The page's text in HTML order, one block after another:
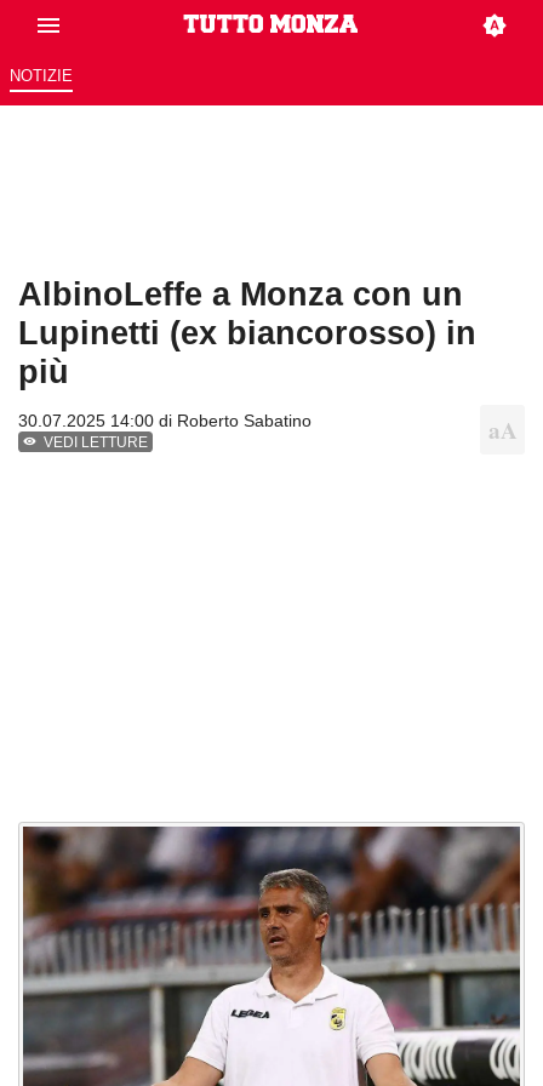
NOTIZIE
AlbinoLeffe a Monza con un
Lupinetti (ex biancorosso) in
più
30.07.2025 14:00 di Roberto Sabatino
VEDI LETTURE